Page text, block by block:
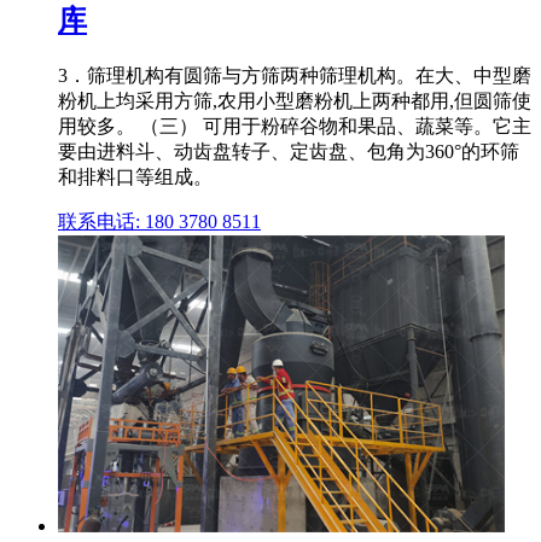
库
3．筛理机构有圆筛与方筛两种筛理机构。在大、中型磨
粉机上均采用方筛,农用小型磨粉机上两种都用,但圆筛使
用较多。 （三） 可用于粉碎谷物和果品、蔬菜等。它主
要由进料斗、动齿盘转子、定齿盘、包角为360°的环筛
和排料口等组成。
联系电话: 180 3780 8511